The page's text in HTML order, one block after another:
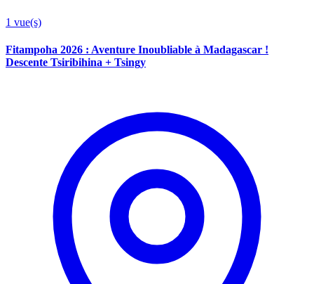
1 vue(s)
Fitampoha 2026 : Aventure Inoubliable à Madagascar !
Descente Tsiribihina + Tsingy